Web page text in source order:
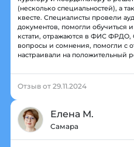
(несколько специальностей), а
квесте. Специалисты провели
документов, помогли обучиться
кстати, отражаются в ФИС
вопросы и сомнения, помогли с
настраивали на положительный
Отзыв от 29.11.2024
Елена М.
Самара